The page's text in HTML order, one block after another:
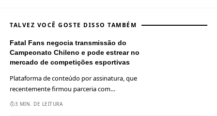
TALVEZ VOCÊ GOSTE DISSO TAMBÉM
Fatal Fans negocia transmissão do
Campeonato Chileno e pode estrear no
mercado de competições esportivas
Plataforma de conteúdo por assinatura, que
recentemente firmou parceria com…
3 MIN. DE LEITURA